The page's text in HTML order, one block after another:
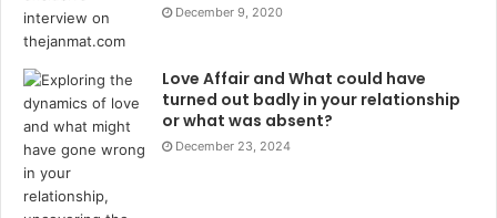
December 9, 2020
Love Affair and What could have
turned out badly in your relationship
or what was absent?
December 23, 2024